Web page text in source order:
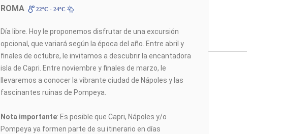
ROMA 22ºC - 24ºC
Día libre. Hoy le proponemos disfrutar de una excursión
opcional, que variará según la época del año. Entre abril y
finales de octubre, le invitamos a descubrir la encantadora
isla de Capri. Entre noviembre y finales de marzo, le
llevaremos a conocer la vibrante ciudad de Nápoles y las
fascinantes ruinas de Pompeya.
Nota importante: Es posible que Capri, Nápoles y/o
Pompeya ya formen parte de su itinerario en días